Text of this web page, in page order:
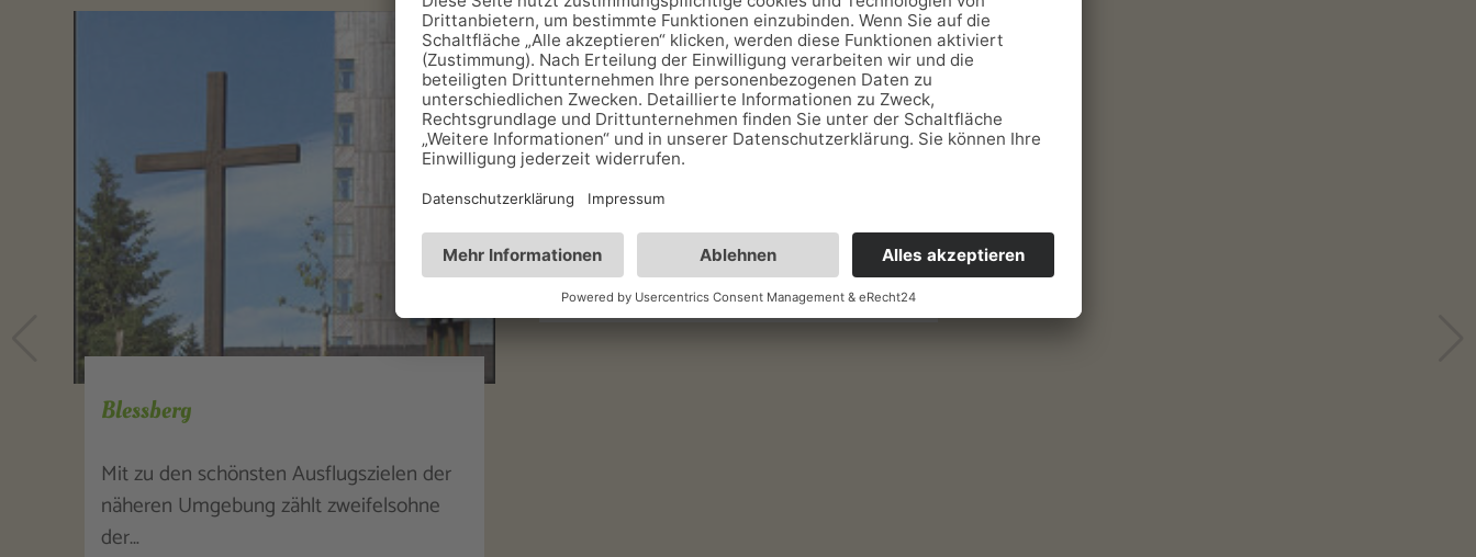
Blessberg
Mit zu den schönsten Ausflugszielen der
näheren Umgebung zählt zweifelsohne
der…
Murmelmuseum Sachsenbrunn
Europas einzigstes Stein- und
Tonkugelmuseum befindet sich hier in
Sachsenbrunn. In der…
Mehr erfahren